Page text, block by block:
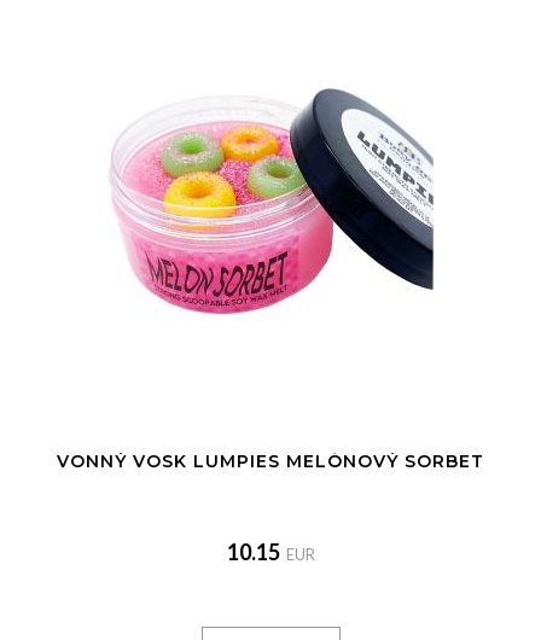
VONNÝ VOSK LUMPIES MELÓNOVÝ SORBET
10.15 EUR